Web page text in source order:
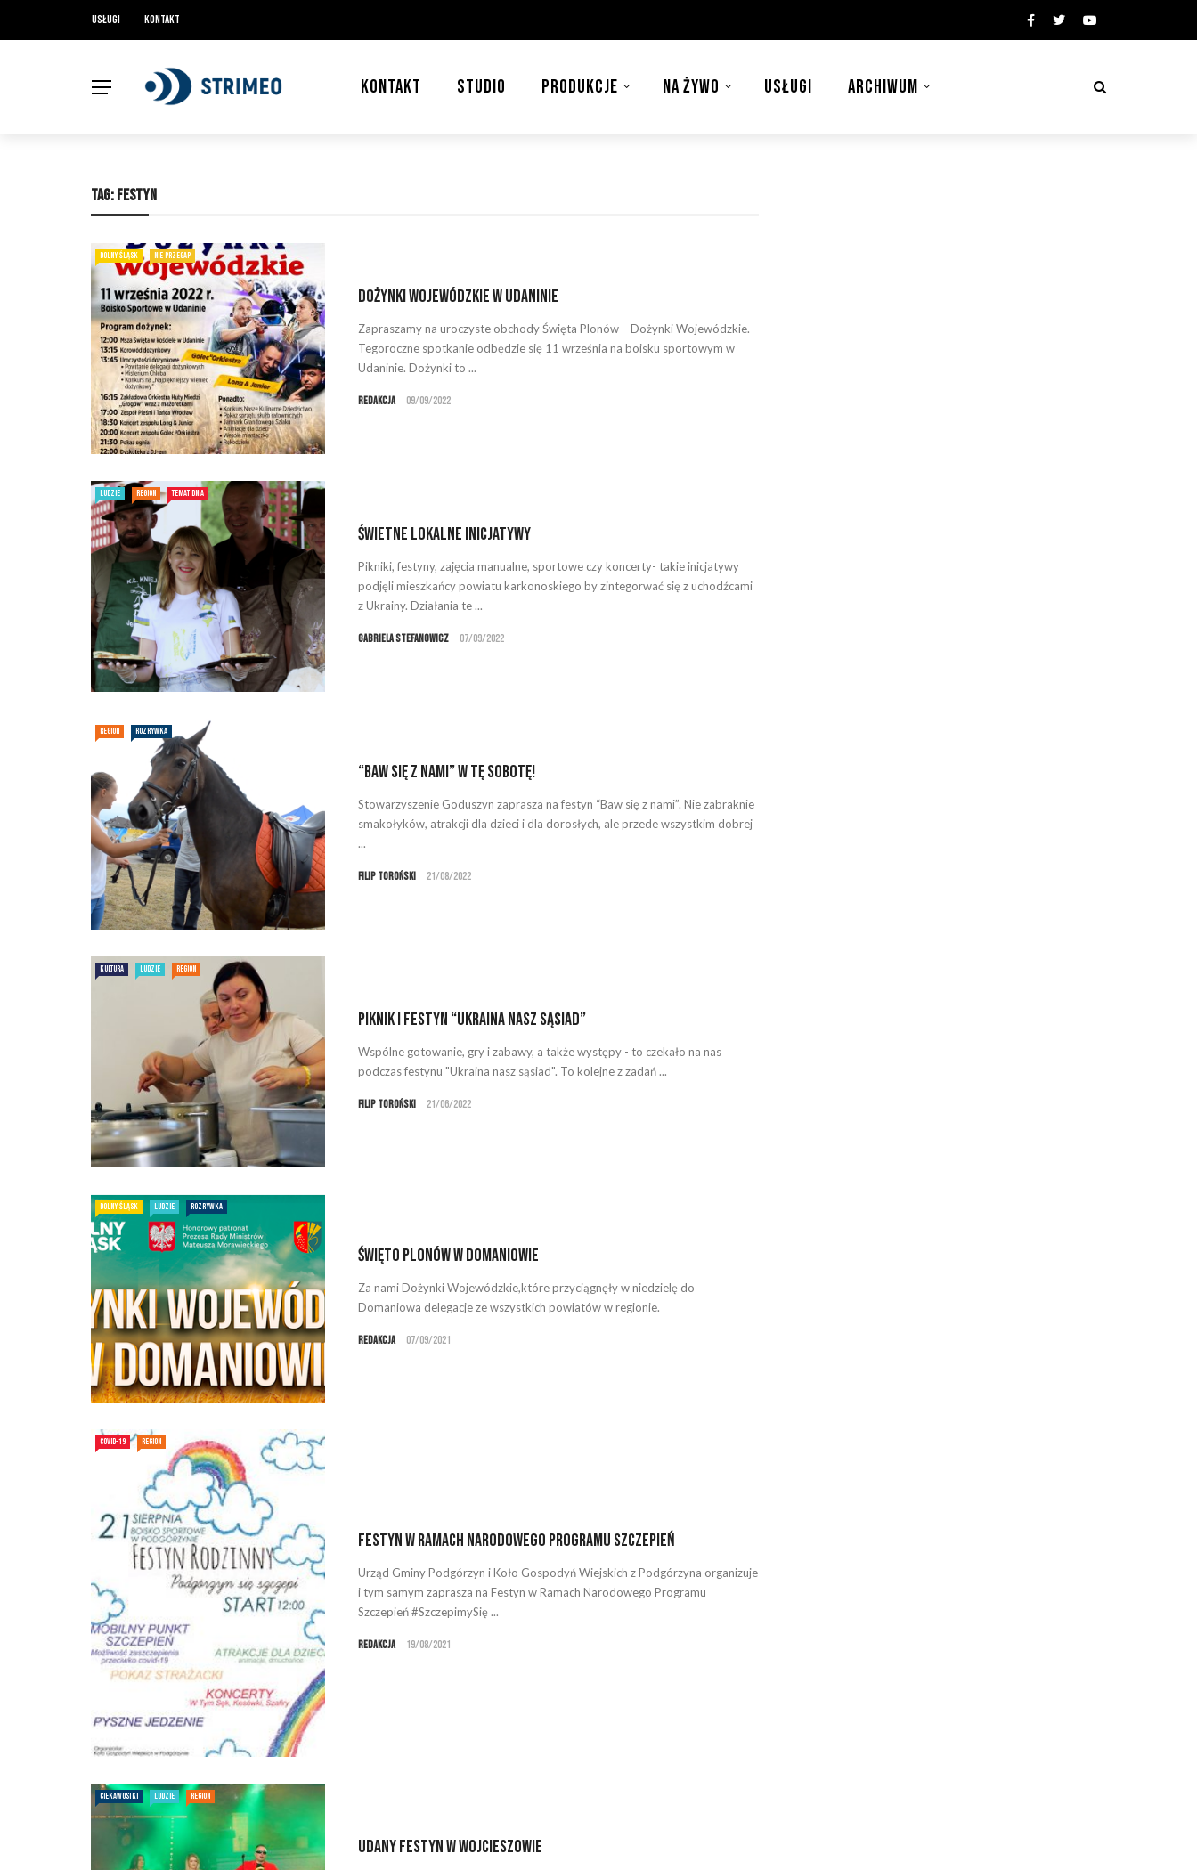
Usługi Kontakt
KONTAKT STUDIO PRODUKCJE NA ŻYWO USŁUGI ARCHIWUM
TAG: FESTYN
DOLNY ŚLĄSK NIE PRZEGAP
Dożynki Wojewódzkie w Udaninie
Zapraszamy na uroczyste obchody Święta Plonów – Dożynki Wojewódzkie.
Tegoroczne spotkanie odbędzie się 11 września na boisku sportowym w
Udaninie. Dożynki to ...
Redakcja 09/09/2022
LUDZIE REGION TEMAT DNIA
Świetne lokalne inicjatywy
Pikniki, festyny, zajęcia manualne, sportowe czy koncerty- takie inicjatywy
podjęli mieszkańcy powiatu karkonoskiego by zintegorwać się z uchodźcami
z Ukrainy. Działania te ...
Gabriela Stefanowicz 07/09/2022
REGION ROZRYWKA
“Baw się z nami” w tę sobotę!
Stowarzyszenie Goduszyn zaprasza na festyn “Baw się z nami”. Nie zabraknie
smakołyków, atrakcji dla dzieci i dla dorosłych, ale przede wszystkim dobrej
...
Filip Toroński 21/08/2022
KULTURA LUDZIE REGION
Piknik i festyn “Ukraina nasz sąsiad”
Wspólne gotowanie, gry i zabawy, a także występy - to czekało na nas
podczas festynu "Ukraina nasz sąsiad". To kolejne z zadań ...
Filip Toroński 21/06/2022
DOLNY ŚLĄSK LUDZIE ROZRYWKA
Święto Plonów w Domaniowie
Za nami Dożynki Wojewódzkie,które przyciągnęły w niedzielę do
Domaniowa delegacje ze wszystkich powiatów w regionie.
Redakcja 07/09/2021
COVID-19 REGION
Festyn w Ramach Narodowego Programu Szczepień
Urząd Gminy Podgórzyn i Koło Gospodyń Wiejskich z Podgórzyna organizuje
i tym samym zaprasza na Festyn w Ramach Narodowego Programu
Szczepień #SzczepimySię ...
Redakcja 19/08/2021
CIEKAWOSTKI LUDZIE REGION
Udany festyn w Wojcieszowie